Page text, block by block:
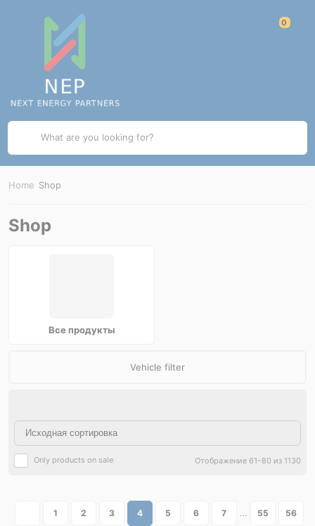
What are you looking for?
Home Shop
Shop
Все продукты
Vehicle filter
Only products on sale Отображение 61–80 из 1130
1 2 3 4 5 6 7 … 55 56